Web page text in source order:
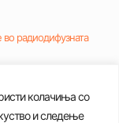
колачиња со
и следење
во радиодифузната
радиодифузната